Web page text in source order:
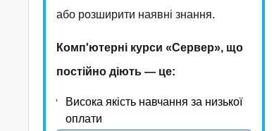
або розширити наявні знання.
Комп'ютерні курси «Сервер», що
постійно діють — це:
Висока якість навчання за низької
оплати